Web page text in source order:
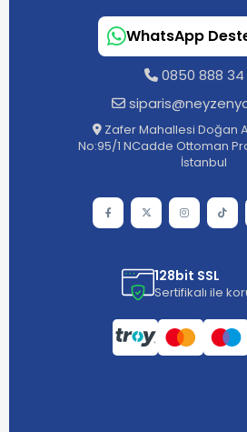
WhatsApp
0850 888 34
Zafer Mahallesi Doğan
No:95/1 NCadde Ottoman
İstanbul
128bit SSL
Sertifikalı ile